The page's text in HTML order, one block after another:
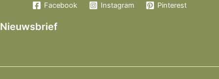
Facebook Instagram Pinterest
Nieuwsbrief